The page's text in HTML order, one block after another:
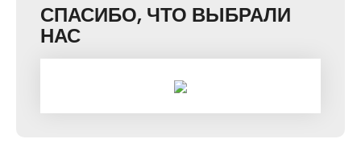
СПАСИБО, ЧТО ВЫБРАЛИ
НАС